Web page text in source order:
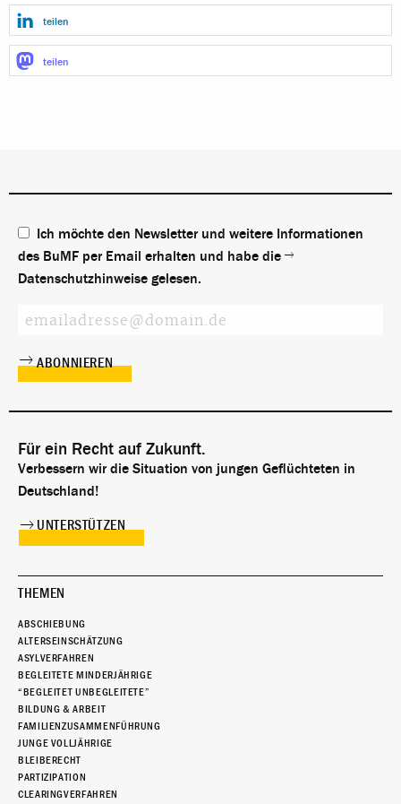
teilen
teilen
Ich möchte den Newsletter und weitere Informationen
des BuMF per Email erhalten und habe die
Datenschutzhinweise gelesen.
Für ein Recht auf Zukunft.
Verbessern wir die Situation von jungen Geflüchteten in
Deutschland!
UNTERSTÜTZEN
THEMEN
ABSCHIEBUNG
ALTERSEINSCHÄTZUNG
ASYLVERFAHREN
BEGLEITETE MINDERJÄHRIGE
“BEGLEITET UNBEGLEITETE”
BILDUNG & ARBEIT
FAMILIENZUSAMMENFÜHRUNG
JUNGE VOLLJÄHRIGE
BLEIBERECHT
PARTIZIPATION
CLEARINGVERFAHREN